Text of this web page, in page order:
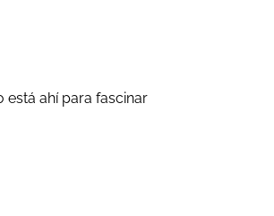
ahí para fascinar